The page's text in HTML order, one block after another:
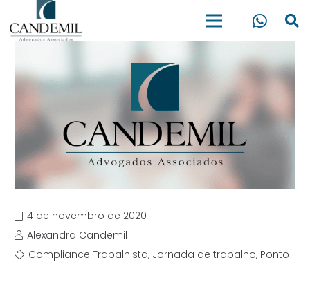
4 de novembro de 2020
Alexandra Candemil
Compliance Trabalhista, Jornada de trabalho, Ponto